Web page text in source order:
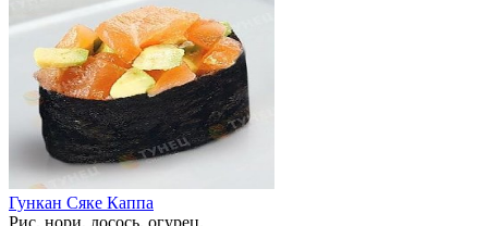
Гункан Сяке Каппа
Рис, нори, лосось, огурец.